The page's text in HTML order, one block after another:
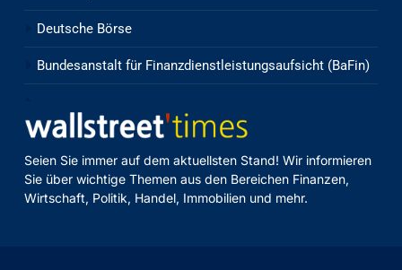
Deutsche Börse
Bundesanstalt für Finanzdienstleistungsaufsicht (BaFin)
Seien Sie immer auf dem aktuellsten Stand! Wir informieren
Sie über wichtige Themen aus den Bereichen Finanzen,
Wirtschaft, Politik, Handel, Immobilien und mehr.